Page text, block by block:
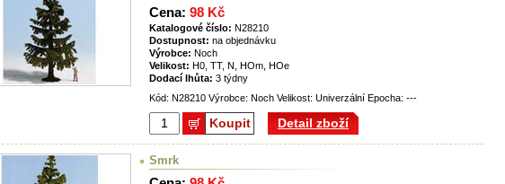
Cena: 98 Kč
Katalogové číslo: N28210
Dostupnost: na objednávku
Výrobce: Noch
Velikost: H0, TT, N, HOm, HOe
Dodací lhůta: 3 týdny
Kód: N28210 Výrobce: Noch Velikost: Univerzální Epocha: ---
Koupit Detail zboží
Smrk